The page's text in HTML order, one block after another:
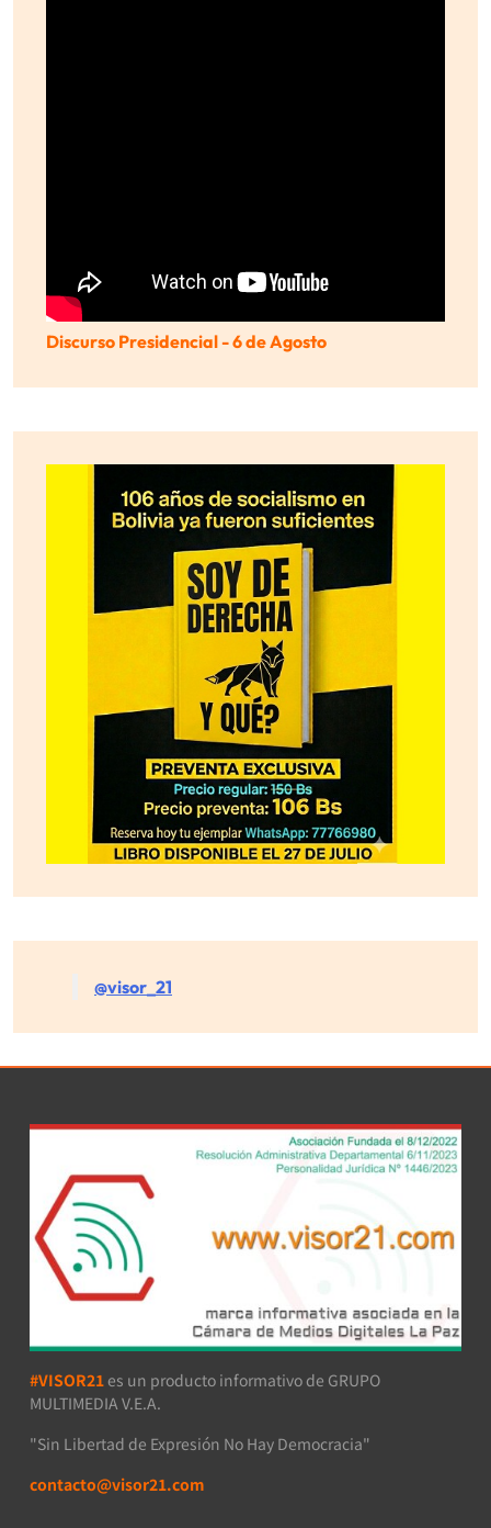
Discurso Presidencial - 6 de Agosto
@visor_21
#VISOR21 es un producto informativo de GRUPO
MULTIMEDIA V.E.A.
"Sin Libertad de Expresión No Hay Democracia"
contacto@visor21.com